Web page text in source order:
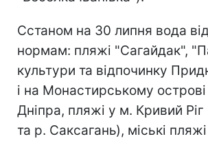
Сстаном на 30 липня вода
нормам: пляжі "Сагайдак",
культури та відпочинку
і на Монастирському острові
Дніпра, пляжі у м. Кривий Ріг
та р. Саксагань), міські